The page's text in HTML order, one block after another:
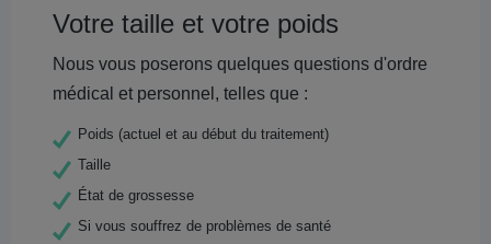
Votre taille et votre poids
Nous vous poserons quelques questions d'ordre
médical et personnel, telles que :
Poids (actuel et au début du traitement)
Taille
État de grossesse
Si vous souffrez de problèmes de santé